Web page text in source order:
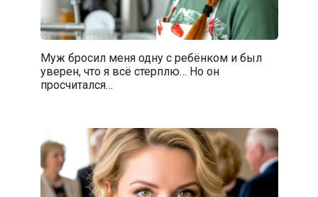
Муж бросил меня одну с ребёнком и был
уверен, что я всё стерплю… Но он
просчитался…